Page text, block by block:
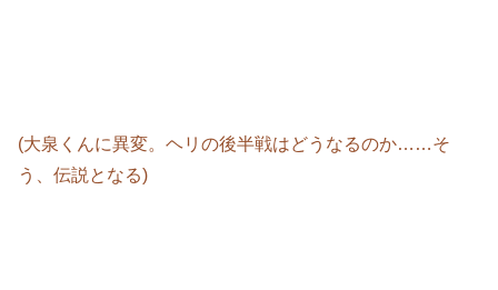
(大泉くんに異変。ヘリの後半戦はどうなるのか……そ
う、伝説となる)